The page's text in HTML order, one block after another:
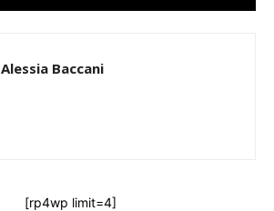
Alessia Baccani
[rp4wp limit=4]